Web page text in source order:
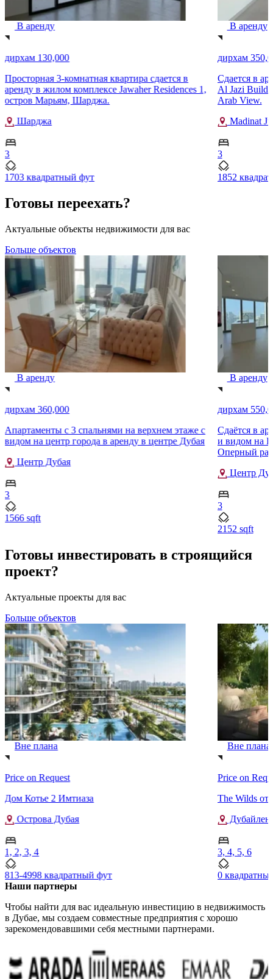
В аренду
дирхам 130,000
Просторная 3-комнатная квартира сдается в
аренду в жилом комплексе Jawaher Residences 1,
остров Марьям, Шарджа.
Шарджа
3
1703 квадратный фут
В аренду
дирхам
Сдается в
Al Jazi
Arab View.
Madinat
3
1852
Готовы переехать?
Актуальные объекты недвижимости для вас
Больше объектов
В аренду
дирхам 360,000
Апартаменты с 3 спальнями на верхнем этаже с
видом на центр города в аренду в центре Дубая
Центр Дубая
3
1566 sqft
В аренду
дирхам
Сдаётся в
и видом на
Оперный
Центр
3
2152 sqft
Готовы инвестировать в строящийся
проект?
Актуальные проекты для вас
Больше объектов
Вне плана
Price on Request
Дом Котье 2 Имтиаза
Острова Дубая
1, 2, 3, 4
813-4998 квадратный фут
Вне плана
Price on
The Wilds от
3, 4, 5, 6
0
Наши партнеры
Чтобы найти для вас идеальную инвестицию в недвижимость
в Дубае, мы создаем совместные предприятия с хорошо
зарекомендовавшими себя местными партнерами.